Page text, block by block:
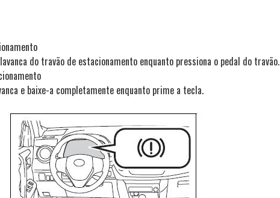
do travão de estacionamento enquanto pressiona o pedal do travão.
e baixe-a completamente enquanto prime a tecla.